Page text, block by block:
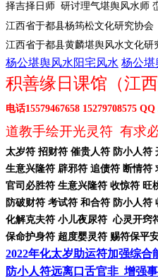
择吉择日师 研讨理气堪舆风水师
江西省于都县杨筠松文化研究协会
江西省于都县黄麟堪舆风水文化研
杨公堪舆风水阳宅风水 杨公堪
积善缘日课馆（江西
电话15579467658 15279708575 QQ
道教手绘开光灵符 有求
太岁符 招财符 催贵人符 防小人符
生意兴隆符 辟邪符 追债符 断情符
官司必胜符 生意兴隆符 收惊符 旺
防破财符 考试符 和合符 防小人符
化解克夫符 小儿夜尿符 心灵开窍
保命护身符 超度婴灵符 赐符保平
2022年化太岁助运符加强综合
防小人符远离口舌官非 增强